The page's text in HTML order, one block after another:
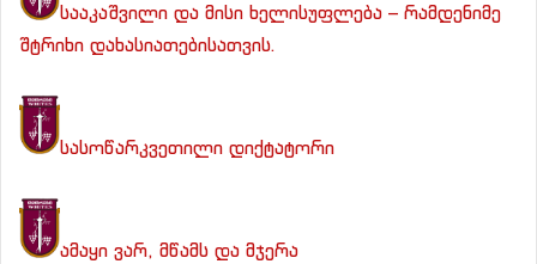
სააკაშვილი და მისი ხელისუფლება – რამდენიმე
შტრიხი დახასიათებისათვის.
სასოწარკვეთილი დიქტატორი
ამაყი ვარ, მწამს და მჯერა